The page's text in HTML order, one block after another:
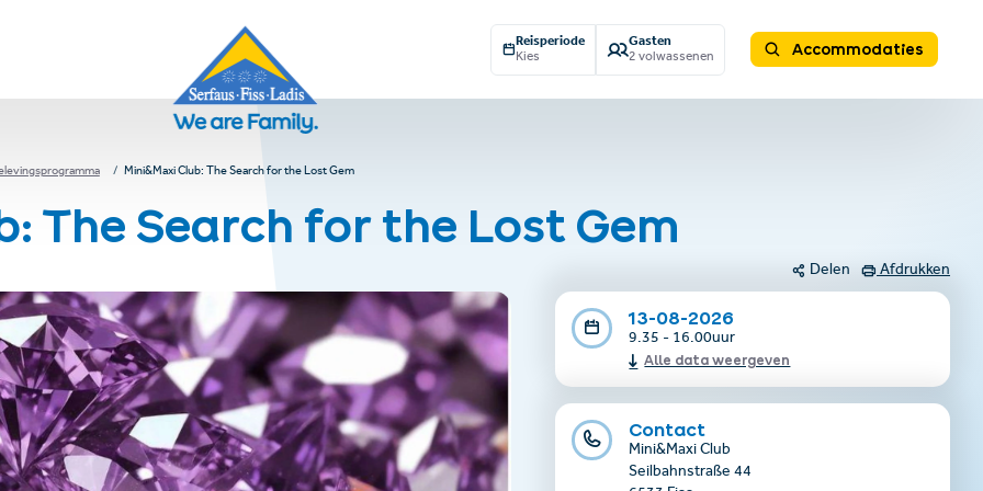
Reisperiode
Kies
Gasten
2 volwassenen
Accommodaties
Mini&Maxi Club: The Search for the Lost Gem
The Search for the Lost Gem
Delen Afdrukken
13-08-2026
9.35 - 16.00uur
Alle data weergeven
Contact
Mini&Maxi Club
Seilbahnstraße 44